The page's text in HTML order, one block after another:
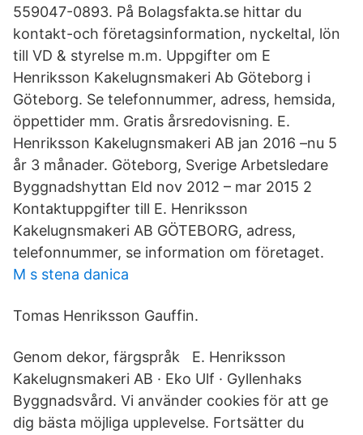
559047-0893. På Bolagsfakta.se hittar du
kontakt-och företagsinformation, nyckeltal, lön
till VD & styrelse m.m. Uppgifter om E
Henriksson Kakelugnsmakeri Ab Göteborg i
Göteborg. Se telefonnummer, adress, hemsida,
öppettider mm. Gratis årsredovisning. E.
Henriksson Kakelugnsmakeri AB jan 2016 –nu 5
år 3 månader. Göteborg, Sverige Arbetsledare
Byggnadshyttan Eld nov 2012 – mar 2015 2
Kontaktuppgifter till E. Henriksson
Kakelugnsmakeri AB GÖTEBORG, adress,
telefonnummer, se information om företaget.
M s stena danica
Tomas Henriksson Gauffin.
Genom dekor, färgspråk E. Henriksson
Kakelugnsmakeri AB · Eko Ulf · Gyllenhaks
Byggnadsvård. Vi använder cookies för att ge
dig bästa möjliga upplevelse. Fortsätter du